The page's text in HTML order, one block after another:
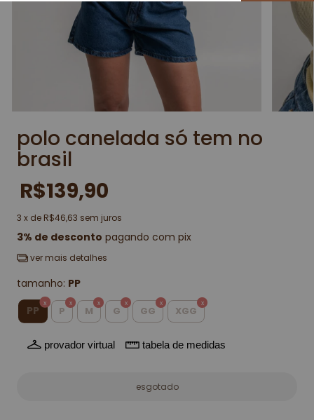
polo canelada só tem no
brasil
R$139,90
3 x de R$46,63 sem juros
3% de desconto pagando com pix
ver mais detalhes
tamanho: PP
PP P M G GG XGG
provador virtual tabela de medidas